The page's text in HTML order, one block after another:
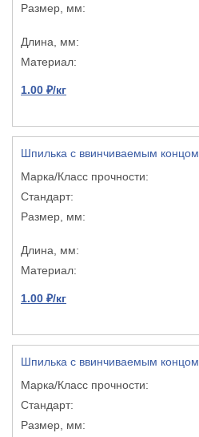
1.00 ₽/кг
Шпилька с ввинчиваемым концом
1.00 ₽/кг
Шпилька с ввинчиваемым концом